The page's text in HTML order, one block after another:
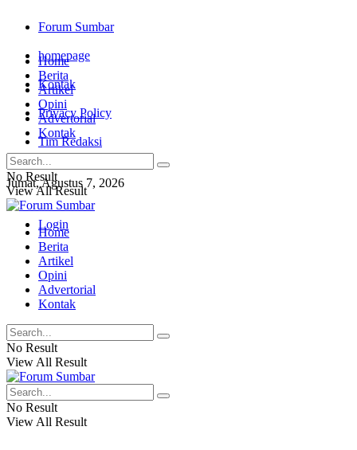
Forum Sumbar
homepage
Kontak
Privacy Policy
Tim Redaksi
Jumat, Agustus 7, 2026
Login
Home
Berita
Artikel
Opini
Advertorial
Kontak
No Result
View All Result
Home
Berita
Artikel
Opini
Advertorial
Kontak
No Result
View All Result
No Result
View All Result